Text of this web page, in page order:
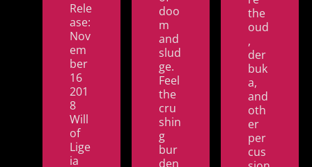
Rele
ase:
Nov
em
ber
16
201
8
Will
of
Lige
ia
doo
m
and
slud
ge.
Feel
the
cru
shin
g
bur
den
the
oud
,
der
buk
a,
and
oth
er
per
cus